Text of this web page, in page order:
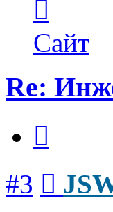
пользователя
JSW
Сайт
Re:
#3